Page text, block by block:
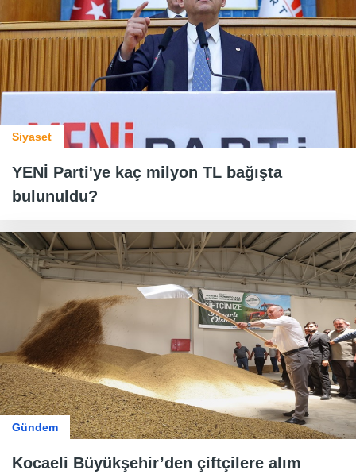
Siyaset
YENİ Parti'ye kaç milyon TL bağışta
bulunuldu?
Gündem
Kocaeli Büyükşehir’den çiftçilere alım